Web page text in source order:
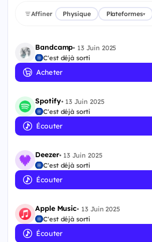
Affiner Physique Plateformes▾
Bandcamp• 13 Juin 2025
C'est déjà sorti
Acheter
Spotify• 13 Juin 2025
C'est déjà sorti
Écouter
Deezer• 13 Juin 2025
C'est déjà sorti
Écouter
Apple Music• 13 Juin 2025
C'est déjà sorti
Écouter